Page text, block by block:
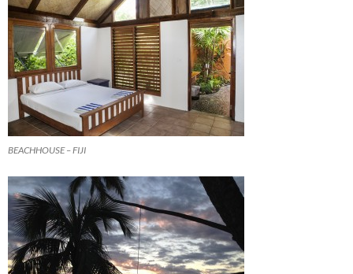
BEACHHOUSE – FIJI